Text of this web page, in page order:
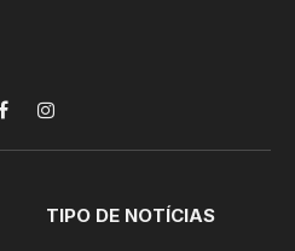
FacebookInstagram
TIPO DE NOTÍCIAS